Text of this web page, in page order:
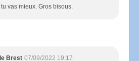
vas mieux. Gros bisous.
Brest 07/09/2022 19:17